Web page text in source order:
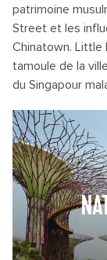
patrimoine
Street et les
Chinatown. Little
tamoule de la
du Singapour